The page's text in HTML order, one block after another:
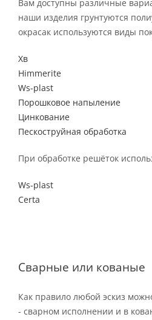
Вам доступны различные
наши изделия грунтуются
окрасак используются виды
Хв
Himmerite
Ws-plast
Порошковое напыление
Цинкование
Пескоструйная обработка
При обработке решёток
Ws-plast
Certa
Сварные или кованые
Как правило любой эскиз
- сварном исполнении и в